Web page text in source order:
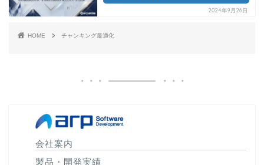
2024年9月26日
HOME チャンキング最適化
会社案内
製品・開発実績